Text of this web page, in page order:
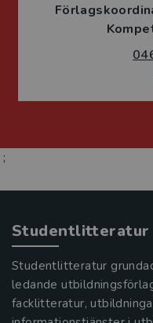
;
Studentlitteratur
Studentlitteratur
ledande
facklitteratur,